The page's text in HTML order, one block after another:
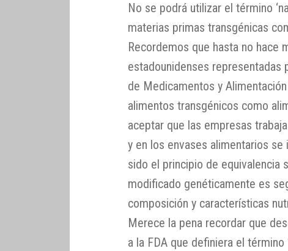
No se podrá utilizar el término
materias primas transgénicas
Recordemos que hasta no hace
estadounidenses representadas
de Medicamentos y
alimentos transgénicos como
aceptar que las empresas
y en los envases alimentarios se
sido el principio de equivalencia
modificado genéticamente es
composición y características
Merece la pena recordar que
a la FDA que definiera el término